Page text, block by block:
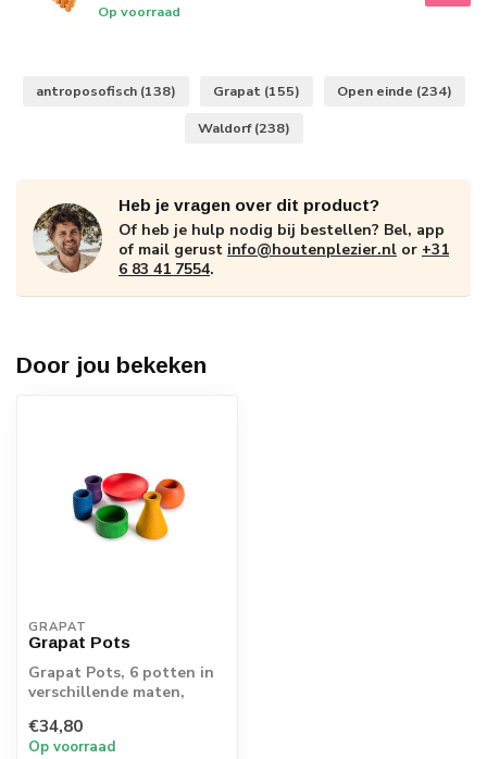
Op voorraad
antroposofisch (138) Grapat (155) Open einde (234)
Waldorf(238)
Heb je vragen over dit product?
Of heb je hulp nodig bij bestellen? Bel, app
of mail gerust info@houtenplezier.nl or +31
6 83 41 7554.
Door jou bekeken
GRAPAT
Grapat Pots
Grapat Pots, 6 potten in
verschillende maten,
leuk te co...
€34,80
Op voorraad